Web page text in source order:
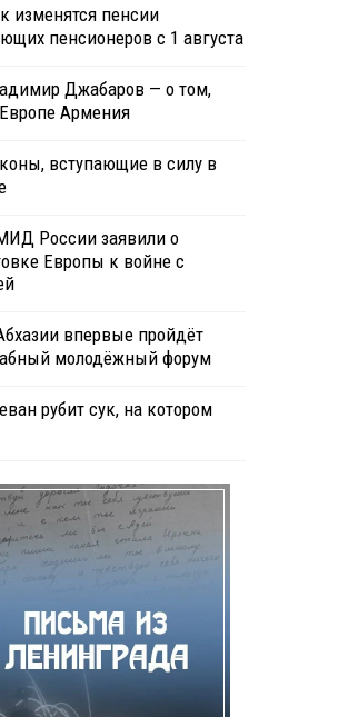
изменятся пенсии
пенсионеров с 1 августа
Джабаров — о том,
Армения
вступающие в силу в
России заявили о
Европы к войне с
впервые пройдёт
молодёжный форум
рубит сук, на котором